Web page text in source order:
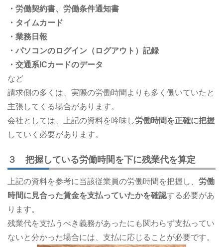
・労働契約書、労働条件通知書
・タイムカード
・業務日報
・パソコンのログイン（ログアウト）記録
・交通系ICカードのデータ
など
請求側の多くは、実際の労働時間よりも多く働いていたと
主張してくる場合があります。
会社としては、上記の資料を吟味し労働時間を正確に把握
していく必要があります。
３ 把握している労働時間を下に残業代を算定
上記の資料を参考に当該従業員の労働時間を把握し、 労働
時間に見合った賃金を支払っていたかを確認する必要があ
ります。
残業代を支払うべき義務があったにも関わらず支払ってい
ないと分かった場合には、支払に応じることが必要です。